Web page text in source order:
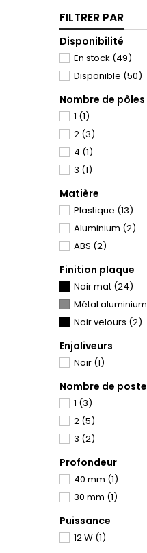
FILTRER PAR
Disponibilité
En stock (49)
Disponible (50)
Nombre de pôles
1 (1)
2 (3)
4 (1)
3 (1)
Matière
Plastique (13)
Aluminium (2)
ABS (2)
Finition plaque
Noir mat (24)
Métal aluminium
Noir velours (2)
Enjoliveurs
Noir (1)
Nombre de poste
1 (3)
2 (5)
3 (2)
Profondeur
40 mm (1)
30 mm (1)
Puissance
12 W (1)